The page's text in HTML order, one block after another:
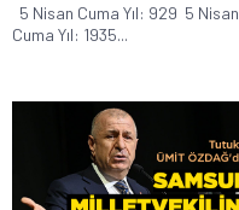
5 Nisan Cuma Yıl: 929 5 Nisan
Cuma Yıl: 1935...